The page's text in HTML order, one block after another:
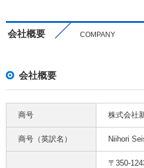
会社概要 COMPANY
会社概要
商号 株式会社
商号（英訳名） Niihori
〒350-